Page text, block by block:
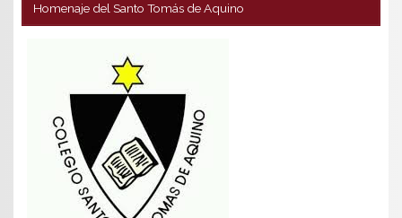
Homenaje del Santo Tomás de Aquino